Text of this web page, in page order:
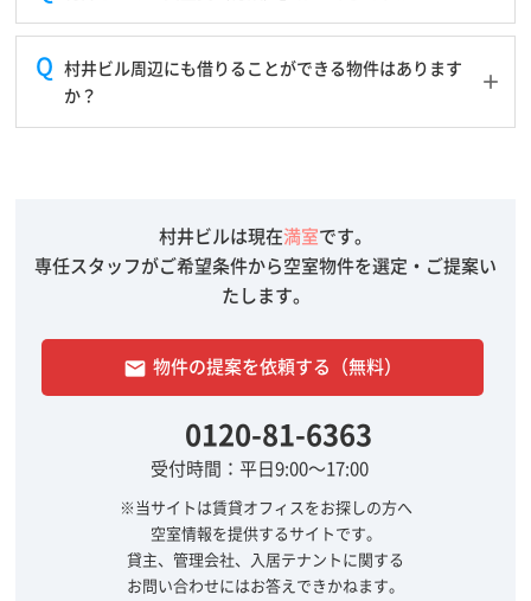
村井ビル周辺にも借りることができる物件はあります
か？
村井ビルは現在満室です。
専任スタッフがご希望条件から空室物件を選定・ご提案い
たします。
email 物件の提案を依頼する（無料）
0120-81-6363
受付時間：平日9:00～17:00
※当サイトは賃貸オフィスをお探しの方へ
空室情報を提供するサイトです。
貸主、管理会社、入居テナントに関する
お問い合わせにはお答えできかねます。